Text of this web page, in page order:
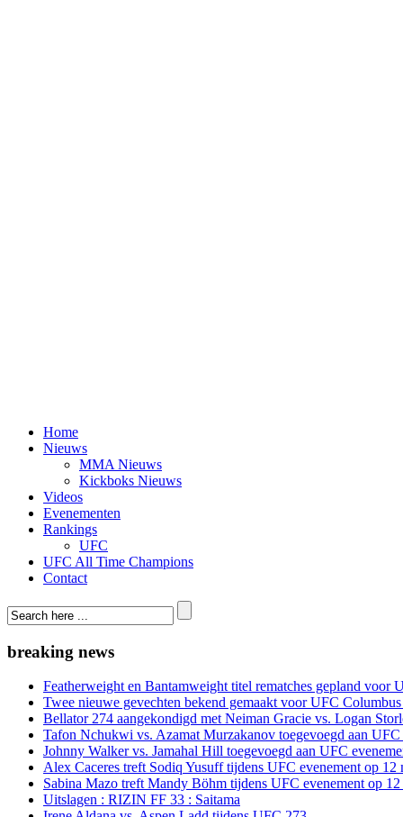
Home
Nieuws
MMA Nieuws
Kickboks Nieuws
Videos
Evenementen
Rankings
UFC
UFC All Time Champions
Contact
breaking news
Featherweight en Bantamweight titel rematches gepland voor
Twee nieuwe gevechten bekend gemaakt voor UFC
Bellator 274 aangekondigd met Neiman Gracie vs. Logan
Tafon Nchukwi vs. Azamat Murzakanov toegevoegd aan UFC
Johnny Walker vs. Jamahal Hill toegevoegd aan UFC
Alex Caceres treft Sodiq Yusuff tijdens UFC evenement op 12
Sabina Mazo treft Mandy Böhm tijdens UFC evenement op 12
Uitslagen : RIZIN FF 33 : Saitama